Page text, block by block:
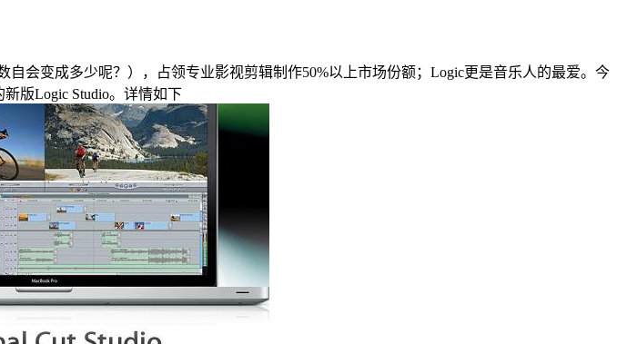
自会变成多少呢？），占领专业影视剪辑制作50%以上市场份额；Logic更是音乐人的最爱。今
版Logic Studio。详情如下